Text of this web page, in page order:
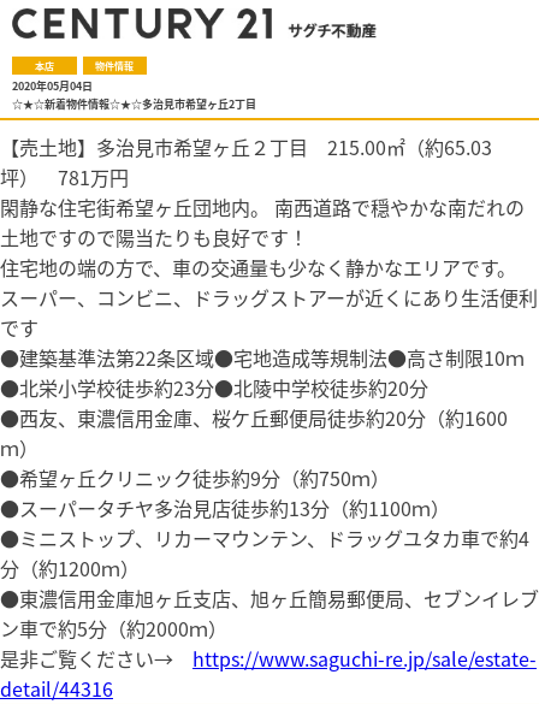
本店 物件情報
2020年05月04日
☆★☆新着物件情報☆★☆多治見市希望ヶ丘2丁目
【売土地】多治見市希望ヶ丘２丁目 215.00㎡（約65.03
坪） 781万円
閑静な住宅街希望ヶ丘団地内。 南西道路で穏やかな南だれの
土地ですので陽当たりも良好です！
住宅地の端の方で、車の交通量も少なく静かなエリアです。
スーパー、コンビニ、ドラッグストアーが近くにあり生活便利
です
●建築基準法第22条区域●宅地造成等規制法●高さ制限10ｍ
●北栄小学校徒歩約23分●北陵中学校徒歩約20分
●西友、東濃信用金庫、桜ケ丘郵便局徒歩約20分（約1600
ｍ）
●希望ヶ丘クリニック徒歩約9分（約750ｍ）
●スーパータチヤ多治見店徒歩約13分（約1100ｍ）
●ミニストップ、リカーマウンテン、ドラッグユタカ車で約4
分（約1200ｍ）
●東濃信用金庫旭ヶ丘支店、旭ヶ丘簡易郵便局、セブンイレブ
ン車で約5分（約2000ｍ）
是非ご覧ください→ https://www.saguchi-re.jp/sale/estate-
detail/44316